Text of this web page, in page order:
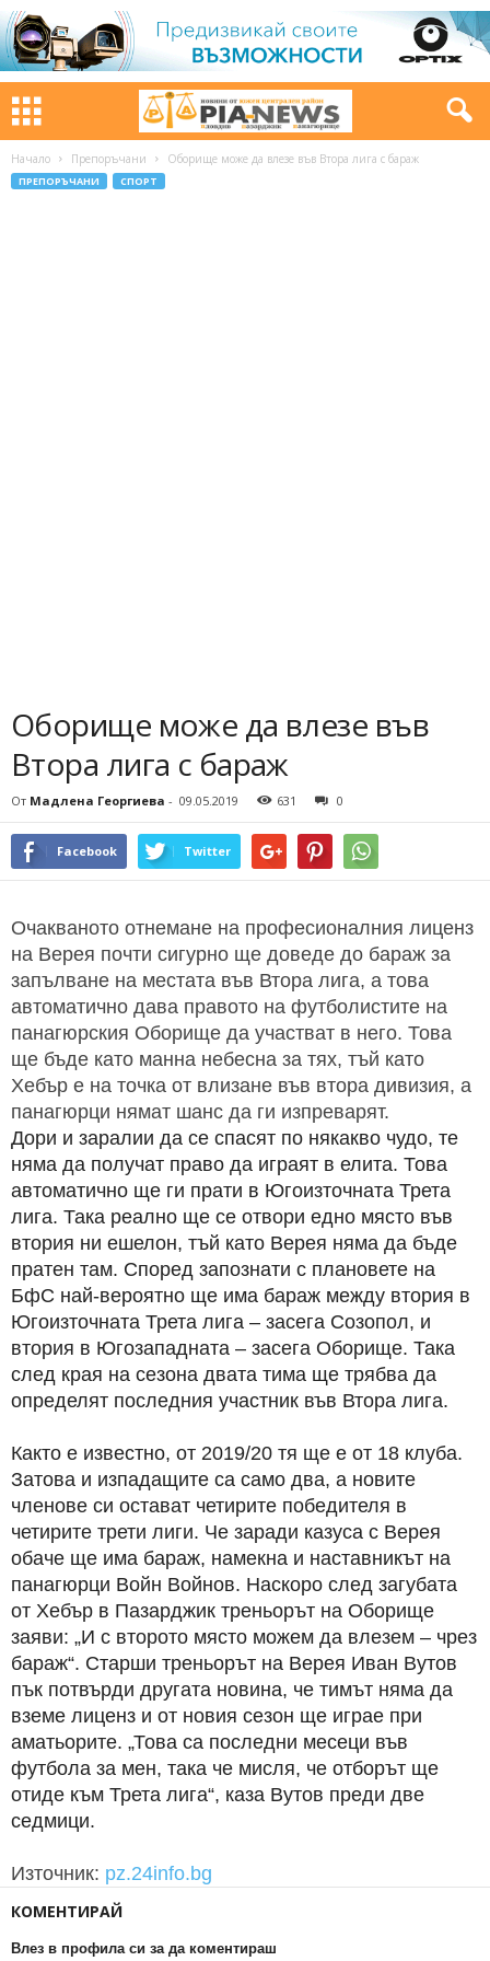
Начало Препоръчани Оборище може да влезе във Втора лига с бараж
ПРЕПОРЪЧАНИ СПОРТ
Оборище може да влезе във
Втора лига с бараж
От Мадлена Георгиева - 09.05.2019 631 0
Facebook Twitter
Очакваното отнемане на професионалния лиценз
на Верея почти сигурно ще доведе до бараж за
запълване на местата във Втора лига, а това
автоматично дава правото на футболистите на
панагюрския Оборище да участват в него. Това
ще бъде като манна небесна за тях, тъй като
Хебър е на точка от влизане във втора дивизия, а
панагюрци нямат шанс да ги изпреварят.
Дори и заралии да се спасят по някакво чудо, те
няма да получат право да играят в елита. Това
автоматично ще ги прати в Югоизточната Трета
лига. Така реално ще се отвори едно място във
втория ни ешелон, тъй като Верея няма да бъде
пратен там. Според запознати с плановете на
БфС най-вероятно ще има бараж между втория в
Югоизточната Трета лига – засега Созопол, и
втория в Югозападната – засега Оборище. Така
след края на сезона двата тима ще трябва да
определят последния участник във Втора лига.
Както е известно, от 2019/20 тя ще е от 18 клуба.
Затова и изпадащите са само два, а новите
членове си остават четирите победителя в
четирите трети лиги. Че заради казуса с Верея
обаче ще има бараж, намекна и наставникът на
панагюрци Войн Войнов. Наскоро след загубата
от Хебър в Пазарджик треньорът на Оборище
заяви: „И с второто място можем да влезем – чрез
бараж“. Старши треньорът на Верея Иван Вутов
пък потвърди другата новина, че тимът няма да
вземе лиценз и от новия сезон ще играе при
аматьорите. „Това са последни месеци във
футбола за мен, така че мисля, че отборът ще
отиде към Трета лига“, каза Вутов преди две
седмици.
Източник: pz.24info.bg
КОМЕНТИРАЙ
Влез в профила си за да коментираш